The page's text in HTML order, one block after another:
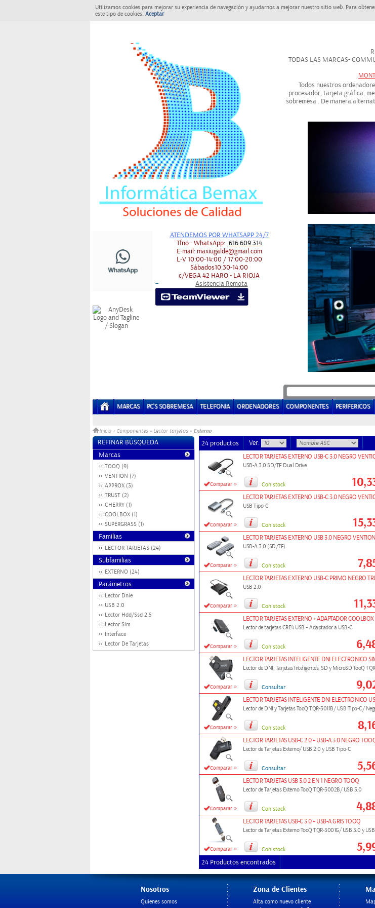
Utilizamos cookies para mejorar su experiencia de navegación y ayudarnos a mejorar nuestro sitio web. Para
este tipo de cookies. Aceptar
ATENDEMOS POR WHATSAPP 24/7
Tfno - WhatsApp: 616 609 314
E-mail:maxiugalde@gmail.com
L-V10:00-14:00 / 17:00-20:00
Sábados10:30-14:00
c/VEGA 42 HARO - LA RIOJA
-- Asistencia Remota
TODAS LAS MARCAS-
Todos nuestros
procesador, tarjeta gráfica,
sobremesa . De manera
MARCAS PC'S SOBREMESA TELEFONIA ORDENADORES COMPONENTES PERIFERICOS
Inicio > Componentes » Lector tarjetas » Externo
REFINAR BÚSQUEDA
Marcas
TOOQ (9)
VENTION (7)
APPROX (3)
TRUST (2)
CHERRY (1)
COOLBOX (1)
SUPERGRASS (1)
Familias
LECTOR TARJETAS (24)
Subfamilias
EXTERNO (24)
Parámetros
Lector Dnie
USB 2.0
Lector Hdd/Ssd 2.5
Lector Sim
Interface
Lector De Tarjetas
24 productos Ver:
Comparar »
LECTOR TARJETAS EXTERNO USB-C 3.0 NEGRO
USB-A 3.0 SD/TF Dual Drive
Con stock
Comparar »
LECTOR TARJETAS EXTERNO USB-C 3.0 NEGRO
USB Tipo-C
Con stock
Comparar »
LECTOR TARJETAS EXTERNO USB 3.0 NEGRO VENTION
USB-A 3.0 (SD/TF)
Con stock
Comparar »
LECTOR TARJETAS EXTERNO USB-C PRIMO NEGRO
USB 2.0
Con stock
Comparar »
LECTOR TARJETAS EXTERNO + ADAPTADOR COOLBOX
Lector de tarjetas CRE4 USB + Adaptador a USB-C
Con stock
Comparar »
LECTOR TARJETAS INTELIGENTE DNI ELECTRONICO
Lector de DNI, Tarjetas Inteligentes, SD y MicroSD TooQ
Consultar
Comparar »
LECTOR TARJETAS INTELIGENTE DNI ELECTRONICO
Lector de DNI y Tarjetas TooQ TQR-3011B/ USB Tipo-C/
Con stock
Comparar »
LECTOR TARJETAS USB-C 2.0 + USB-A 3.0 NEGRO
Lector de Tarjetas Externo/ USB 2.0 y USB Tipo-C
Consultar
Comparar »
LECTOR TARJETAS USB 3.0 2 EN 1 NEGRO TOOQ
Lector de Tarjetas Externo TooQ TQR-3002B/ USB 3.0
Con stock
Comparar »
LECTOR TARJETAS USB-C 3.0 + USB-A GRIS TOOQ
Lector de Tarjetas Externo TooQ TQR-3001G/ USB 3.0 y
Con stock
24 Productos encontrados
Nosotros
Quienes somos
Zona de Clientes
Alta como nuevo cliente